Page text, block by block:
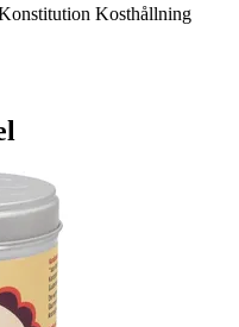
Kosthållning